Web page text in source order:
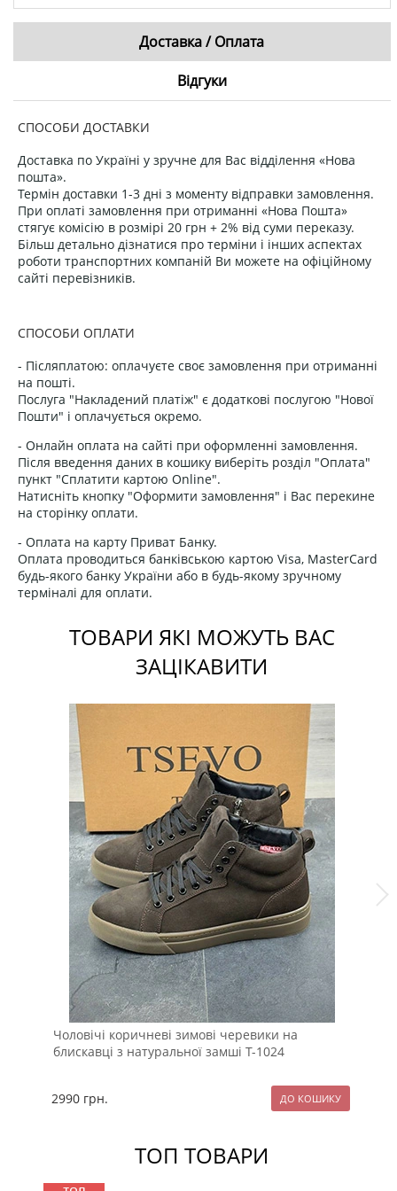
Доставка / Оплата
Відгуки
СПОСОБИ ДОСТАВКИ
Доставка по Україні у зручне для Вас відділення «Нова
пошта».
Термін доставки 1-3 дні з моменту відправки замовлення.
При оплаті замовлення при отриманні «Нова Пошта»
стягує комісію в розмірі 20 грн + 2% від суми переказу.
Більш детально дізнатися про терміни і інших аспектах
роботи транспортних компаній Ви можете на офіційному
сайті перевізників.
СПОСОБИ ОПЛАТИ
- Післяплатою: оплачуєте своє замовлення при отриманні
на пошті.
Послуга "Накладений платіж" є додаткові послугою "Нової
Пошти" і оплачується окремо.
- Онлайн оплата на сайті при оформленні замовлення.
Після введення даних в кошику виберіть розділ "Оплата"
пункт "Сплатити картою Online".
Натисніть кнопку "Оформити замовлення" і Вас перекине
на сторінку оплати.
- Оплата на карту Приват Банку.
Оплата проводиться банківською картою Visa, MasterCard
будь-якого банку України або в будь-якому зручному
терміналі для оплати.
ТОВАРИ ЯКІ МОЖУТЬ ВАС
ЗАЦІКАВИТИ
Чоловічі коричневі зимові черевики на
блискавці з натуральної замші Т-1024
2990 грн.
ТОП ТОВАРИ